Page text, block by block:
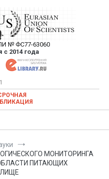
Ученых —
статей в
журнале
№ ФС77-63060
с 2014 года
научных статей в
журнале
МОНИТОРИНГА
ПИТАЮЩИХ